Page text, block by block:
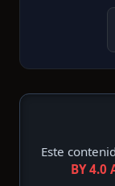
Este
BY